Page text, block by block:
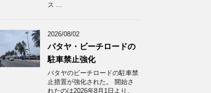
ス ...
2026/08/02
パタヤ・ビーチロードの
駐車禁止強化
パタヤのビーチロードの駐車禁
止措置が強化された。 開始さ
れたのは2026年8月1日より。